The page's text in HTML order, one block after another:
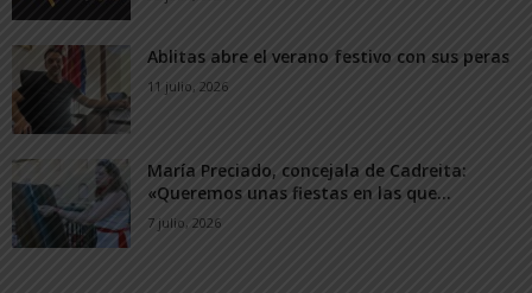
Ablitas abre el verano festivo con sus peras
11 julio, 2026
María Preciado, concejala de Cadreita:
«Queremos unas fiestas en las que...
7 julio, 2026